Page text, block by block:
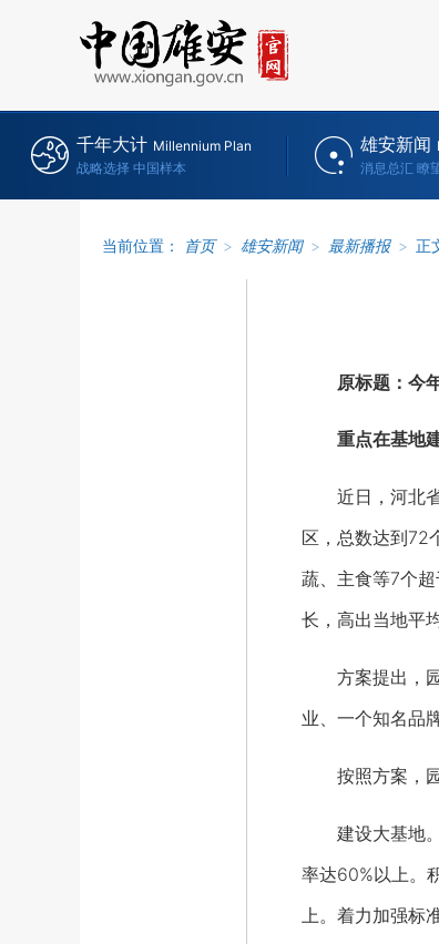
千年大计 Millennium Plan
战略选择 中国样本
雄安新闻
消息总汇 瞭
当前位置： 首页 > 雄安新闻 > 最新播报 > 正
原标题：今年
重点在基地建
近日，河北省
区，总数达到72
蔬、主食等7个
长，高出当地平
方案提出，园
业、一个知名品
按照方案，园
建设大基地。
率达60%以上。
上。着力加强标